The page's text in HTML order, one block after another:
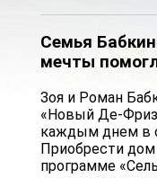
Семья
мечты
Зоя и Роман
«Новый Де-
каждым днем в
Приобрести дом
программе